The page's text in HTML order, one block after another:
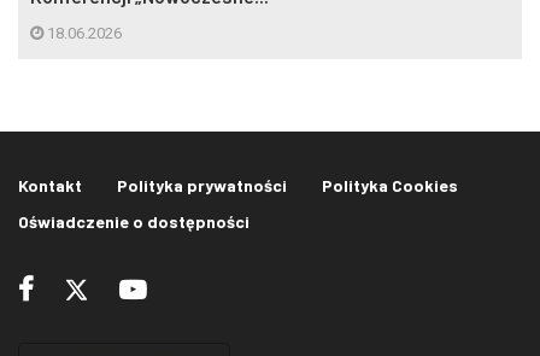
18.06.2026
Kontakt Polityka prywatności
Polityka Cookies
Oświadczenie o dostępności